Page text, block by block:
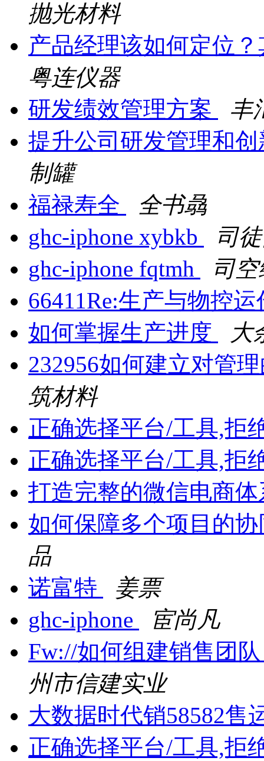
抛光材料
产品经理该如何定位
粤连仪器
研发绩效管理方案
丰
提升公司研发管理和
制罐
福禄寿全
全书骉
ghc-iphone xybkb
司
ghc-iphone fqtmh
司
66411Re:生产与物控
如何掌握生产进度
大
232956如何建立对管
筑材料
正确选择平台/工具,拒
正确选择平台/工具,拒
打造完整的微信电商
如何保障多个项目的
品
诺富特
姜票
ghc-iphone
宦尚凡
Fw://如何组建销售团
州市信建实业
大数据时代销58582售
正确选择平台/工具,拒